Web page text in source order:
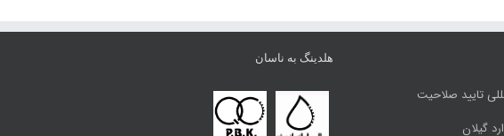
تایید صلاحیت
گیلان
هلدینگ به ناسان